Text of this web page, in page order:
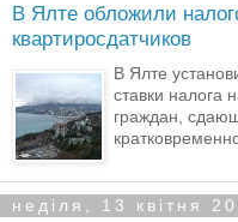
В Ялте обложили
квартиросдатчиков
В Ялте
ставки налога
граждан,
неділя, 13 квітня